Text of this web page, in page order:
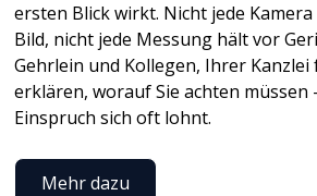
ersten Blick wirkt. Nicht jede
Bild, nicht jede Messung hält vor
Gehrlein und Kollegen, Ihrer
erklären, worauf Sie achten müssen
Einspruch sich oft lohnt.
Mehr dazu